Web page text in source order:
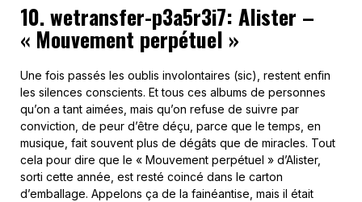
10. wetransfer-p3a5r3i7: Alister –
« Mouvement perpétuel »
Une fois passés les oublis involontaires (sic), restent enfin
les silences conscients. Et tous ces albums de personnes
qu’on a tant aimées, mais qu’on refuse de suivre par
conviction, de peur d’être déçu, parce que le temps, en
musique, fait souvent plus de dégâts que de miracles. Tout
cela pour dire que le « Mouvement perpétuel » d’Alister,
sorti cette année, est resté coincé dans le carton
d’emballage. Appelons ça de la fainéantise, mais il était